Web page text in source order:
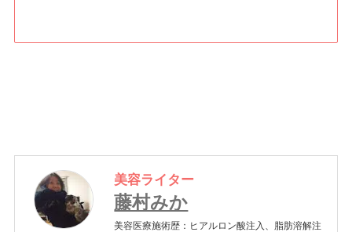
美容ライター
藤村みか
美容医療施術歴：ヒアルロン酸注入、脂肪溶解注